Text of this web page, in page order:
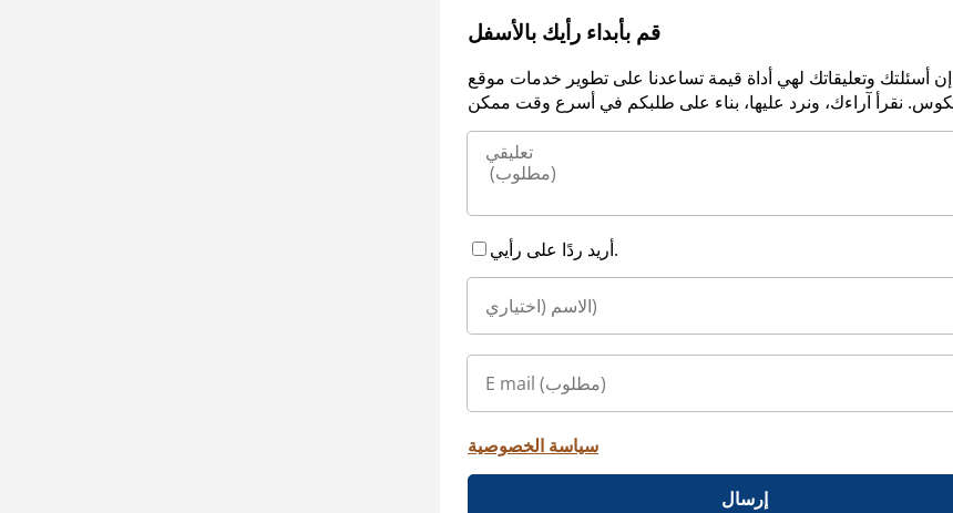
قم بأبداء رأيك بالأسفل
إن أسئلتك وتعليقاتك لهي أداة قيمة تساعدنا على تطوير خدمات موقع
أريد ردًا على رأيي.
سياسة الخصوصية
إرسال